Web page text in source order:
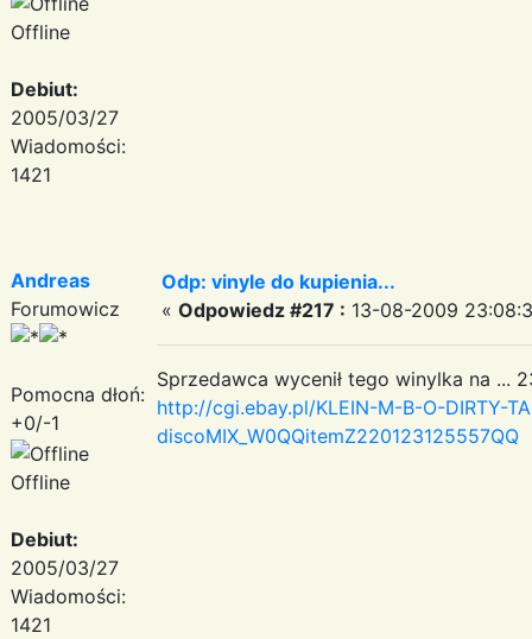
Offline
Debiut:
2005/03/27
Wiadomości:
1421
Andreas
Forumowicz
Pomocna dłoń:
+0/-1
Offline
Debiut:
2005/03/27
Wiadomości:
1421
Odp: vinyle do kupienia...
« Odpowiedz #217 : 13-08-2009
Sprzedawca wycenił tego winylka na ...
http://cgi.ebay.pl/KLEIN-M-B-O-DIRTY-
discoMIX_W0QQitemZ220123125557QQ